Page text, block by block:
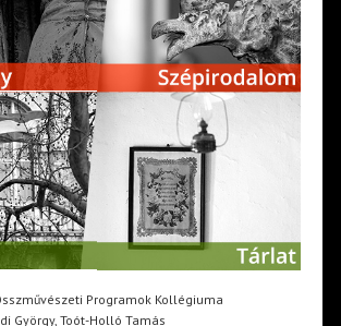
Programok Kollégiuma
György, Toót-Holló Tamás